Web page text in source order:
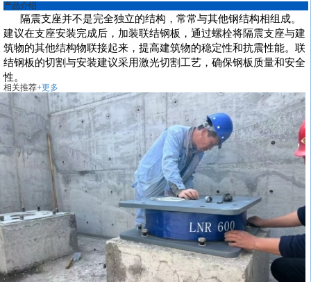
产品介绍
隔震支座并不是完全独立的结构，常常与其他钢结构相组成。
建议在支座安装完成后，加装联结钢板，通过螺栓将隔震支座与建
筑物的其他结构物联接起来，提高建筑物的稳定性和抗震性能。联
结钢板的切割与安装建议采用激光切割工艺，确保钢板质量和安全
性。
相关推荐+更多